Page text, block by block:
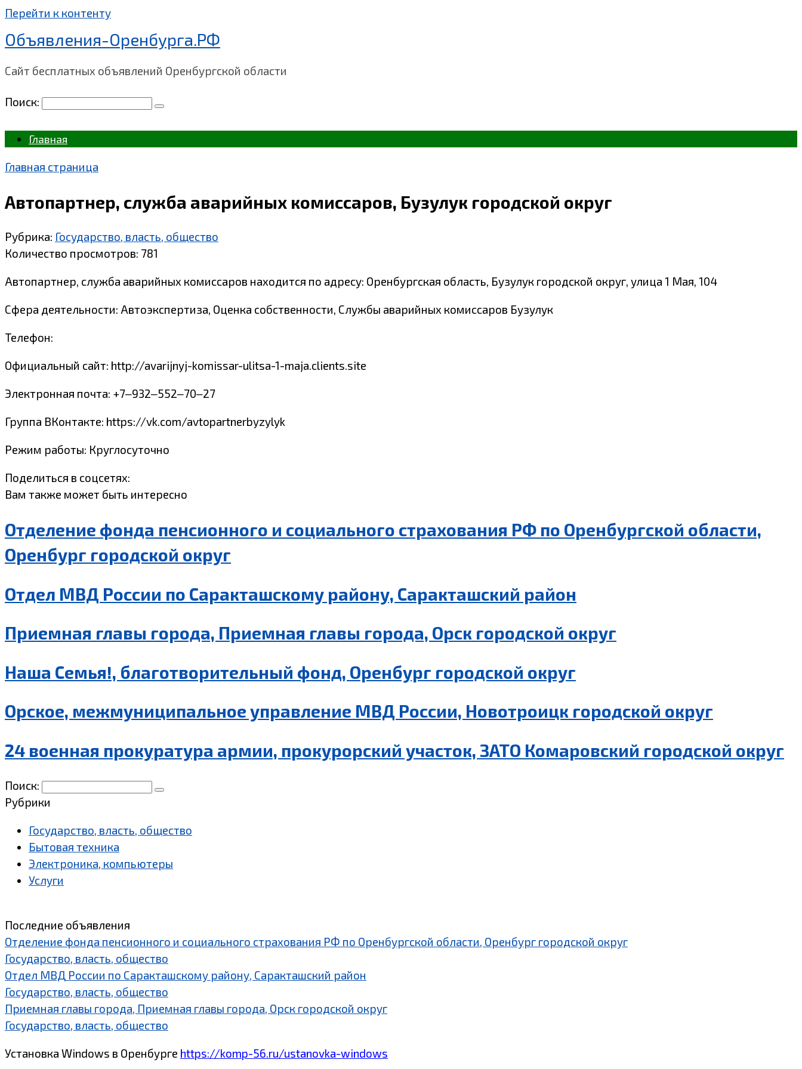
Перейти к контенту
Объявления-Оренбурга.РФ
Сайт бесплатных объявлений Оренбургской области
Поиск:
Главная
Главная страница
Автопартнер, служба аварийных комиссаров, Бузулук городской округ
Рубрика: Государство, власть, общество
Количество просмотров: 781
Автопартнер, служба аварийных комиссаров находится по адресу: Оренбургская область, Бузулук городской округ, улица 1 Мая, 104
Сфера деятельности: Автоэкспертиза, Оценка собственности, Службы аварийных комиссаров Бузулук
Телефон:
Официальный сайт: http://avarijnyj-komissar-ulitsa-1-maja.clients.site
Электронная почта: +7‒932‒552‒70‒27
Группа ВКонтакте: https://vk.com/avtopartnerbyzylyk
Режим работы: Круглосуточно
Поделиться в соцсетях:
Вам также может быть интересно
Отделение фонда пенсионного и социального страхования РФ по Оренбургской области,
Оренбург городской округ
Отдел МВД России по Саракташскому району, Саракташский район
Приемная главы города, Приемная главы города, Орск городской округ
Наша Семья!, благотворительный фонд, Оренбург городской округ
Орское, межмуниципальное управление МВД России, Новотроицк городской округ
24 военная прокуратура армии, прокурорский участок, ЗАТО Комаровский городской округ
Поиск:
Рубрики
Государство, власть, общество
Бытовая техника
Электроника, компьютеры
Услуги
Последние объявления
Отделение фонда пенсионного и социального страхования РФ по Оренбургской области, Оренбург городской округ
Государство, власть, общество
Отдел МВД России по Саракташскому району, Саракташский район
Государство, власть, общество
Приемная главы города, Приемная главы города, Орск городской округ
Государство, власть, общество
Установка Windows в Оренбурге https://komp-56.ru/ustanovka-windows